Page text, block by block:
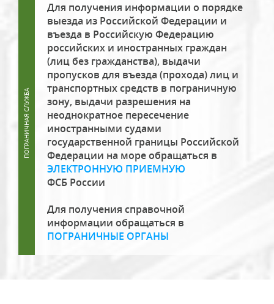
Для получения информации о порядке
выезда из Российской Федерации и
въезда в Российскую Федерацию
российских и иностранных граждан
(лиц без гражданства), выдачи
пропусков для въезда (прохода) лиц и
транспортных средств в пограничную
зону, выдачи разрешения на
неоднократное пересечение
иностранными судами
государственной границы Российской
Федерации на море обращаться в
ЭЛЕКТРОННУЮ ПРИЕМНУЮ
ФСБ России
Для получения справочной
информации обращаться в
ПОГРАНИЧНЫЕ ОРГАНЫ